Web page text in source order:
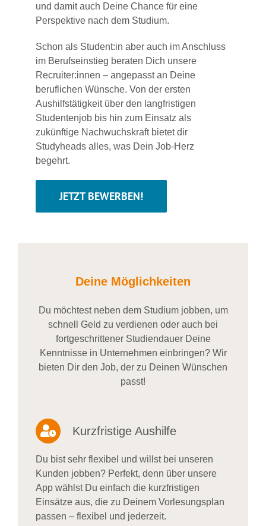
und damit auch Deine Chance für eine
Perspektive nach dem Studium.
Schon als Student:in aber auch im Anschluss
im Berufseinstieg beraten Dich unsere
Recruiter:innen – angepasst an Deine
beruflichen Wünsche. Von der ersten
Aushilfstätigkeit über den langfristigen
Studentenjob bis hin zum Einsatz als
zukünftige Nachwuchskraft bietet dir
Studyheads alles, was Dein Job-Herz
begehrt.
JETZT BEWERBEN!
Deine Möglichkeiten
Du möchtest neben dem Studium jobben, um
schnell Geld zu verdienen oder auch bei
fortgeschrittener Studiendauer Deine
Kenntnisse in Unternehmen einbringen? Wir
bieten Dir den Job, der zu Deinen Wünschen
passt!
Kurzfristige Aushilfe
Du bist sehr flexibel und willst bei unseren
Kunden jobben? Perfekt, denn über unsere
App wählst Du einfach die kurzfristigen
Einsätze aus, die zu Deinem Vorlesungsplan
passen – flexibel und jederzeit.